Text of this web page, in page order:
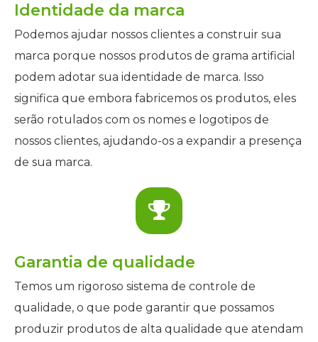
Identidade da marca
Podemos ajudar nossos clientes a construir sua
marca porque nossos produtos de grama artificial
podem adotar sua identidade de marca. Isso
significa que embora fabricemos os produtos, eles
serão rotulados com os nomes e logotipos de
nossos clientes, ajudando-os a expandir a presença
de sua marca.
Garantia de qualidade
Temos um rigoroso sistema de controle de
qualidade, o que pode garantir que possamos
produzir produtos de alta qualidade que atendam